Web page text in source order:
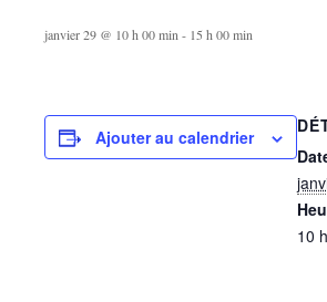
janvier 29 @ 10 h 00 min - 15 h 00 min
Ajouter au calendrier
10